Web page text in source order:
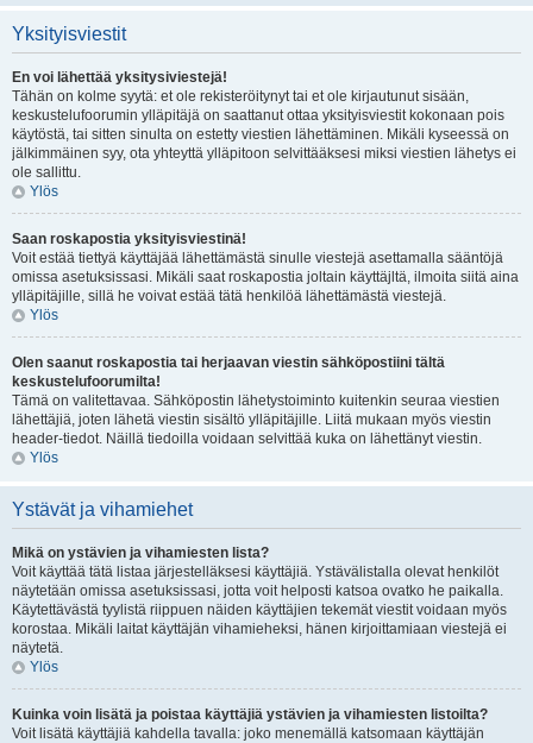
Yksityisviestit
En voi lähettää yksitysiviestejä!
Tähän on kolme syytä: et ole rekisteröitynyt tai et ole kirjautunut sisään,
keskustelufoorumin ylläpitäjä on saattanut ottaa yksityisviestit kokonaan pois
käytöstä, tai sitten sinulta on estetty viestien lähettäminen. Mikäli kyseessä on
jälkimmäinen syy, ota yhteyttä ylläpitoon selvittääksesi miksi viestien lähetys ei
ole sallittu.
Ylös
Saan roskapostia yksityisviestinä!
Voit estää tiettyä käyttäjää lähettämästä sinulle viestejä asettamalla sääntöjä
omissa asetuksissasi. Mikäli saat roskapostia joltain käyttäjltä, ilmoita siitä aina
ylläpitäjille, sillä he voivat estää tätä henkilöä lähettämästä viestejä.
Ylös
Olen saanut roskapostia tai herjaavan viestin sähköpostiini tältä
keskustelufoorumilta!
Tämä on valitettavaa. Sähköpostin lähetystoiminto kuitenkin seuraa viestien
lähettäjiä, joten lähetä viestin sisältö ylläpitäjille. Liitä mukaan myös viestin
header-tiedot. Näillä tiedoilla voidaan selvittää kuka on lähettänyt viestin.
Ylös
Ystävät ja vihamiehet
Mikä on ystävien ja vihamiesten lista?
Voit käyttää tätä listaa järjestelläksesi käyttäjiä. Ystävälistalla olevat henkilöt
näytetään omissa asetuksissasi, jotta voit helposti katsoa ovatko he paikalla.
Käytettävästä tyylistä riippuen näiden käyttäjien tekemät viestit voidaan myös
korostaa. Mikäli laitat käyttäjän vihamieheksi, hänen kirjoittamiaan viestejä ei
näytetä.
Ylös
Kuinka voin lisätä ja poistaa käyttäjiä ystävien ja vihamiesten listoilta?
Voit lisätä käyttäjiä kahdella tavalla: joko menemällä katsomaan käyttäjän